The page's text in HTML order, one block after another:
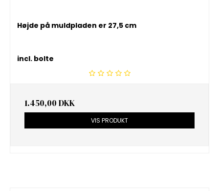
Højde på muldpladen er 27,5 cm
incl. bolte
1.450,00 DKK
VIS PRODUKT